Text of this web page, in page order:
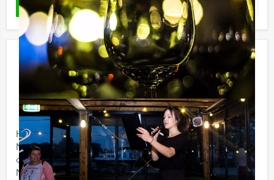
LEES MEER Favoriet
Pubquiz Lunch in Zwolle
Vanaf€ 54,50 p.p. excl. BTW
Vanaf 12 personen ‐ 3 uur en 30 minuten
Holland Tour Guides organiseert de gezelligste quiz van
Nederland en België! Zeg maar gerust een unieke
combinatie tussen 'Ik Hou van Holland' en 'Dit was het
Nieuws' ...